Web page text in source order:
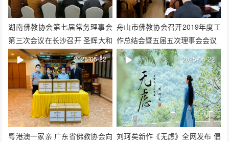
湖南佛教协会第七届常务理事会
第三次会议在长沙召开 圣辉大和
尚作重要讲话
舟山市佛教协会召开2019年度工
作总结会暨五届五次理事会会议
粤港澳一家亲 广东省佛教协会向
2025-05-22
刘珂矣新作《无虑》全网发布 倡
2025-05-22